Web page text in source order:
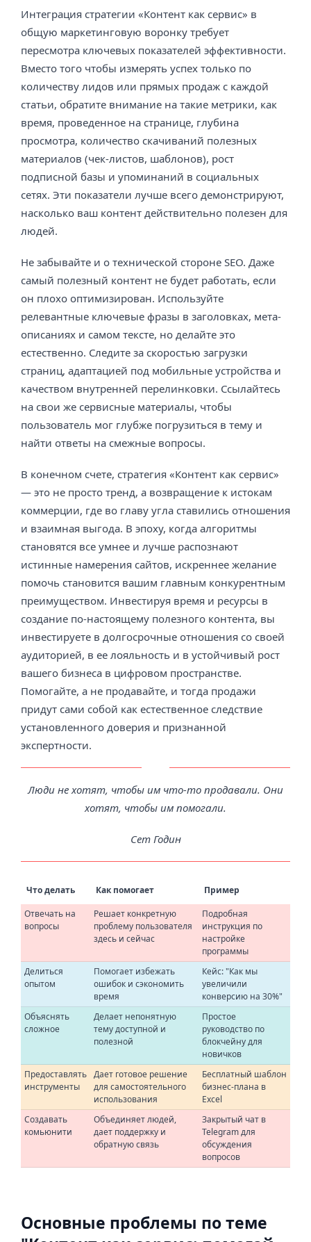
Интеграция стратегии «Контент как сервис» в
общую маркетинговую воронку требует
пересмотра ключевых показателей эффективности.
Вместо того чтобы измерять успех только по
количеству лидов или прямых продаж с каждой
статьи, обратите внимание на такие метрики, как
время, проведенное на странице, глубина
просмотра, количество скачиваний полезных
материалов (чек-листов, шаблонов), рост
подписной базы и упоминаний в социальных
сетях. Эти показатели лучше всего демонстрируют,
насколько ваш контент действительно полезен для
людей.
Не забывайте и о технической стороне SEO. Даже
самый полезный контент не будет работать, если
он плохо оптимизирован. Используйте
релевантные ключевые фразы в заголовках, мета-
описаниях и самом тексте, но делайте это
естественно. Следите за скоростью загрузки
страниц, адаптацией под мобильные устройства и
качеством внутренней перелинковки. Ссылайтесь
на свои же сервисные материалы, чтобы
пользователь мог глубже погрузиться в тему и
найти ответы на смежные вопросы.
В конечном счете, стратегия «Контент как сервис»
— это не просто тренд, а возвращение к истокам
коммерции, где во главу угла ставились отношения
и взаимная выгода. В эпоху, когда алгоритмы
становятся все умнее и лучше распознают
истинные намерения сайтов, искреннее желание
помочь становится вашим главным конкурентным
преимуществом. Инвестируя время и ресурсы в
создание по-настоящему полезного контента, вы
инвестируете в долгосрочные отношения со своей
аудиторией, в ее лояльность и в устойчивый рост
вашего бизнеса в цифровом пространстве.
Помогайте, а не продавайте, и тогда продажи
придут сами собой как естественное следствие
установленного доверия и признанной
экспертности.
Люди не хотят, чтобы им что-то продавали. Они
хотят, чтобы им помогали.
Сет Годин
Что делать Как помогает
Пример
Отвечать на
вопросы
Решает конкретную
проблему пользователя
здесь и сейчас
Подробная
инструкция по
настройке
программы
Делиться
опытом
Помогает избежать
ошибок и сэкономить
время
Кейс: "Как мы
увеличили
конверсию на 30%"
Объяснять
сложное
Делает непонятную
тему доступной и
полезной
Простое
руководство по
блокчейну для
новичков
Предоставлять
инструменты
Дает готовое решение
для самостоятельного
использования
Бесплатный шаблон
бизнес-плана в
Excel
Создавать
комьюнити
Объединяет людей,
дает поддержку и
обратную связь
Закрытый чат в
Telegram для
обсуждения
вопросов
Основные проблемы по теме